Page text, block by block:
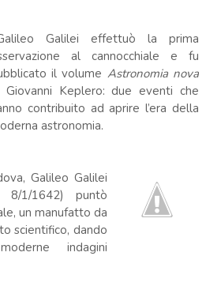
Galilei effettuò la prima
al cannocchiale e fu
il volume Astronomia nova
Giovanni Keplero: due eventi che
contribuito ad aprire l’era della
astronomia.
Galileo Galilei
8/1/1642) puntò
un manufatto da
scientifico, dando
indagini